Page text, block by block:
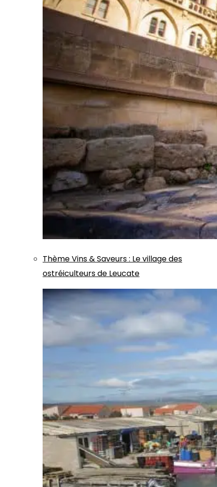
ThèmeVins & Saveurs: Le village des
ostréiculteurs de Leucate